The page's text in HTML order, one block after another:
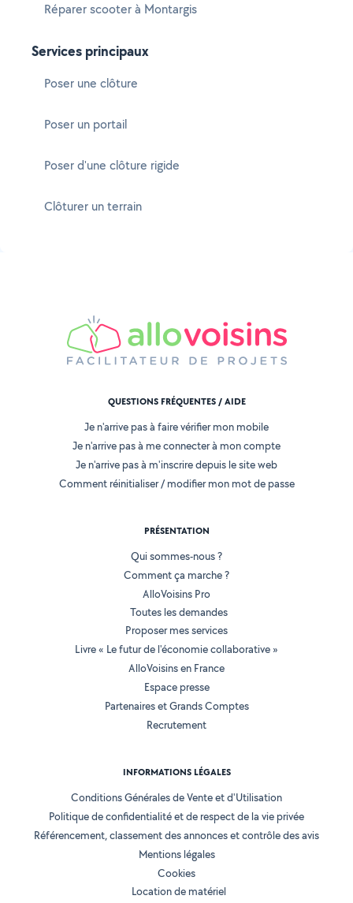
Réparer scooter à Montargis
Services principaux
Poser une clôture
Poser un portail
Poser d'une clôture rigide
Clôturer un terrain
QUESTIONS FRÉQUENTES / AIDE
Je n'arrive pas à faire vérifier mon mobile
Je n'arrive pas à me connecter à mon compte
Je n'arrive pas à m'inscrire depuis le site web
Comment réinitialiser / modifier mon mot de passe
PRÉSENTATION
Qui sommes-nous ?
Comment ça marche ?
AlloVoisins Pro
Toutes les demandes
Proposer mes services
Livre « Le futur de l'économie collaborative »
AlloVoisins en France
Espace presse
Partenaires et Grands Comptes
Recrutement
INFORMATIONS LÉGALES
Conditions Générales de Vente et d'Utilisation
Politique de confidentialité et de respect de la vie privée
Référencement, classement des annonces et contrôle des avis
Mentions légales
Cookies
Location de matériel